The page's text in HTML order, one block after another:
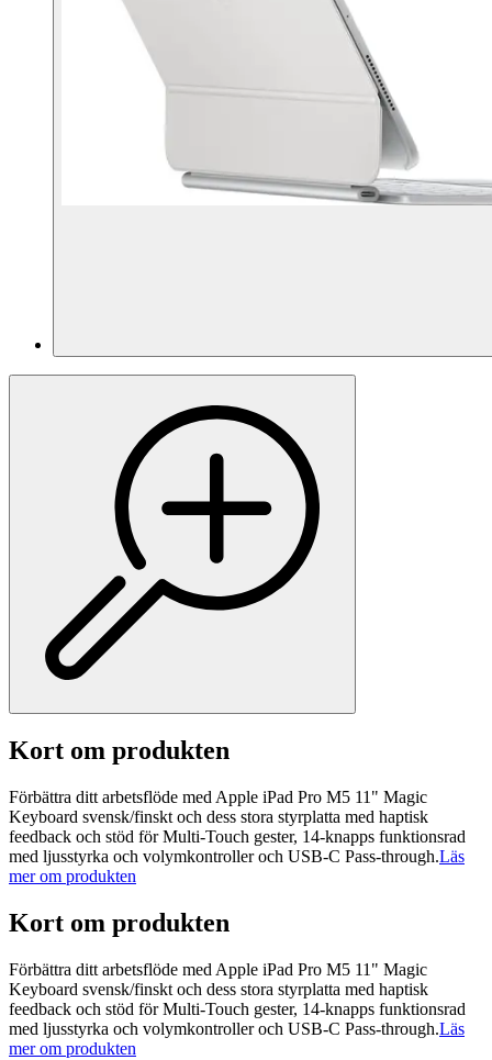
Kort om produkten
Förbättra ditt arbetsflöde med Apple iPad Pro M5 11" Magic
Keyboard svensk/finskt och dess stora styrplatta med haptisk
feedback och stöd för Multi-Touch gester, 14-knapps funktionsrad
med ljusstyrka och volymkontroller och USB-C Pass-through.Läs
mer om produkten
Kort om produkten
Förbättra ditt arbetsflöde med Apple iPad Pro M5 11" Magic
Keyboard svensk/finskt och dess stora styrplatta med haptisk
feedback och stöd för Multi-Touch gester, 14-knapps funktionsrad
med ljusstyrka och volymkontroller och USB-C Pass-through.Läs
mer om produkten